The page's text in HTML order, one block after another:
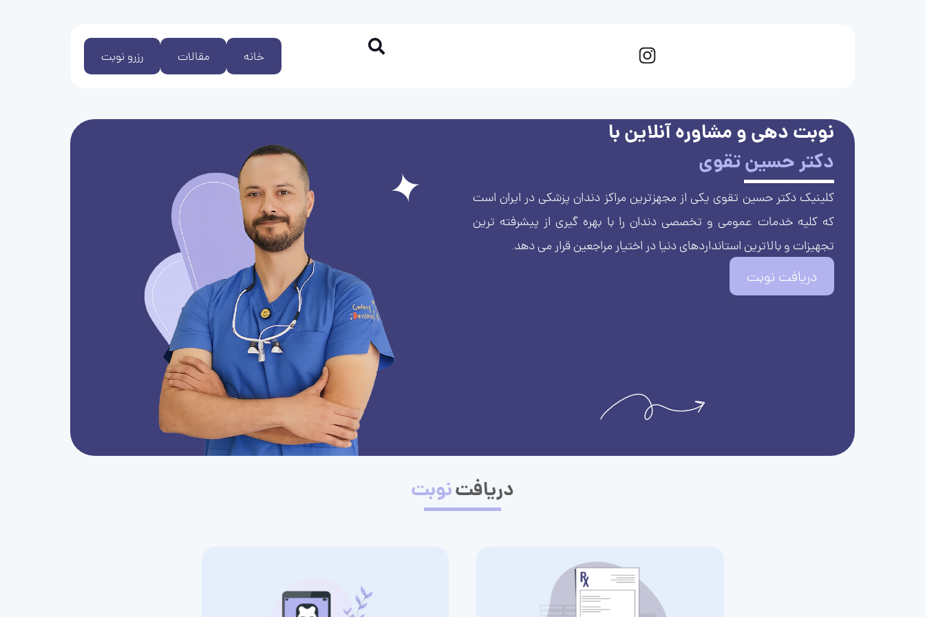
رزرو نوبت مقالات خانه
نوبت دهی و مشاوره آنلاین با
دکتر حسین تقوی
کلینیک دکتر حسین تقوی یکی از مجهزترین مراکز دندان پزشکی در ایران است
که کلیه خدمات عمومی و تخصصی دندان را با بهره گیری از پیشرفته ترین
تجهیزات و بالاترین استانداردهای دنیا در اختیار مراجعین قرار می دهد.
دریافت نوبت
دریافتنوبت